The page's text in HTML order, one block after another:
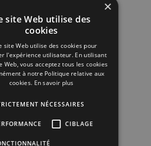
du Groupe Mercier.
demande,
n’hésitez pas à
pour demander
contacter
×
site Web utilise des
cookies
site Web utilise des cookies pour
l'expérience utilisateur. En utilisant
Web, vous acceptez tous les cookies
à notre Politique relative aux
cookies. En savoir plus
NÉCESSAIRES
CIBLAGE